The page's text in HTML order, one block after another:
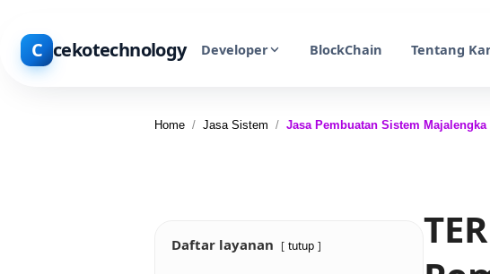
C cekotechnology Developer BlockChain Tentang
Home / Jasa Sistem / Jasa Pembuatan Sistem Majalengka
Daftar layanan tutup